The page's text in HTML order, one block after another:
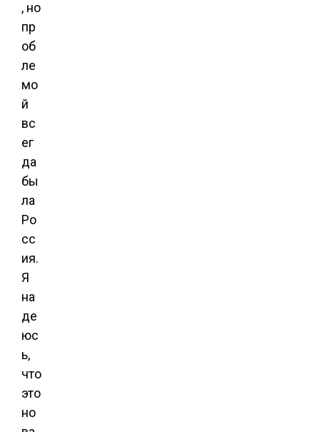
, но
пр
об
ле
мо
й
вс
ег
да
бы
ла
Ро
сс
ия.
Я
на
де
юс
ь,
что
это
но